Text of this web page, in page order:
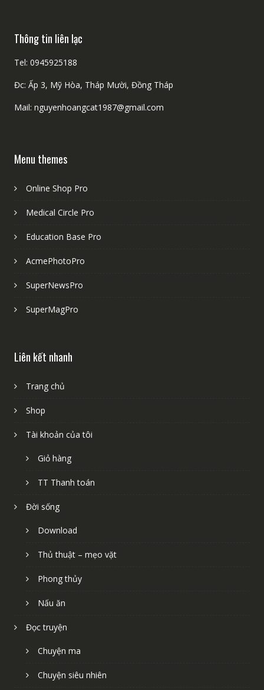
Thông tin liên lạc
Tel: 0945925188
Đc: Ấp 3, Mỹ Hòa, Tháp Mười, Đồng Tháp
Mail: nguyenhoangcat1987@gmail.com
Menu themes
Online Shop Pro
Medical Circle Pro
Education Base Pro
AcmePhotoPro
SuperNewsPro
SuperMagPro
Liên kết nhanh
Trang chủ
Shop
Tài khoản của tôi
Giỏ hàng
TT Thanh toán
Đời sống
Download
Thủ thuật – mẹo vặt
Phong thủy
Nấu ăn
Đọc truyện
Chuyện ma
Chuyện siêu nhiên